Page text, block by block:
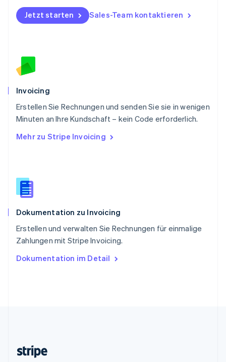
Jetzt starten Sales-Team kontaktieren
Invoicing
Erstellen Sie Rechnungen und senden Sie sie in wenigen
Minuten an Ihre Kundschaft – kein Code erforderlich.
Mehr zu Stripe Invoicing
Dokumentation zu Invoicing
Erstellen und verwalten Sie Rechnungen für einmalige
Zahlungen mit Stripe Invoicing.
Dokumentation im Detail
Portugal
PortuguêsEnglish
Schweden
Schweiz
Singapur
English简体中文
Slowakei
Slowenien
English
Spanien
Thailand
Tschechische Republik
English
English